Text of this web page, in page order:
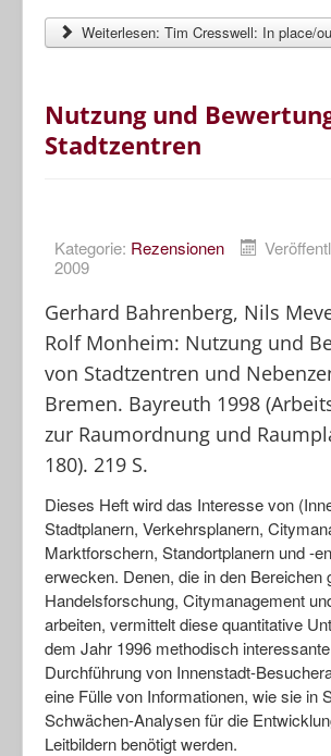
Weiterlesen: Tim Cresswell: In place/
Nutzung und
Stadtzentren
Kategorie: Rezensionen
2009
Gerhard Bahrenberg, Nils
Rolf Monheim: Nutzung und
von Stadtzentren und
Bremen. Bayreuth 1998
zur Raumordnung und
180). 219 S.
Dieses Heft wird das Interesse von
Stadtplanern, Verkehrsplanern,
Marktforschern, Standortplanern und -
erwecken. Denen, die in den Bereichen
Handelsforschung, Citymanagement
arbeiten, vermittelt diese quantitative
dem Jahr 1996 methodisch
Durchführung von Innenstadt-
eine Fülle von Informationen, wie sie in
Schwächen-Analysen für die
Leitbildern benötigt werden.